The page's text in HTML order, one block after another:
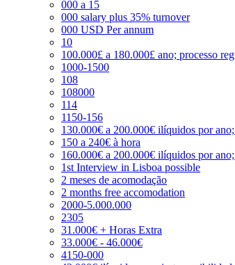
000 a 15
000 salary plus 35% turnover
000 USD Per annum
10
100.000£ a 180.000£ ano; processo
1000-1500
108
108000
114
1150-156
130.000€ a 200.000€ ilíquidos por
150 a 240€ à hora
160.000€ a 200.000€ ilíquidos por
1st Interview in Lisboa possible
2 meses de acomodação
2 months free accomodation
2000-5.000.000
2305
31.000€ + Horas Extra
33.000€ - 46.000€
4150-000